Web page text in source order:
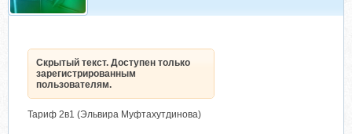
Скрытый текст. Доступен только
зарегистрированным
пользователям.
Тариф 2в1 (Эльвира Муфтахутдинова)